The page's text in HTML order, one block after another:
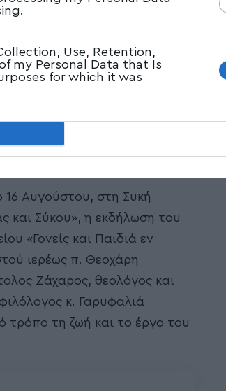
Use, Retention,
my Personal Data that Is
for which it was
16 Αυγούστου, στη Συκή
και Σύκου», η εκδήλωση του
«Γονείς και Παιδιά εν
ιερέως π. Θεοχάρη
Ζάχαρος, θεολόγος και
κ. Γαρυφαλιά
τρόπο τη ζωή και το έργο του